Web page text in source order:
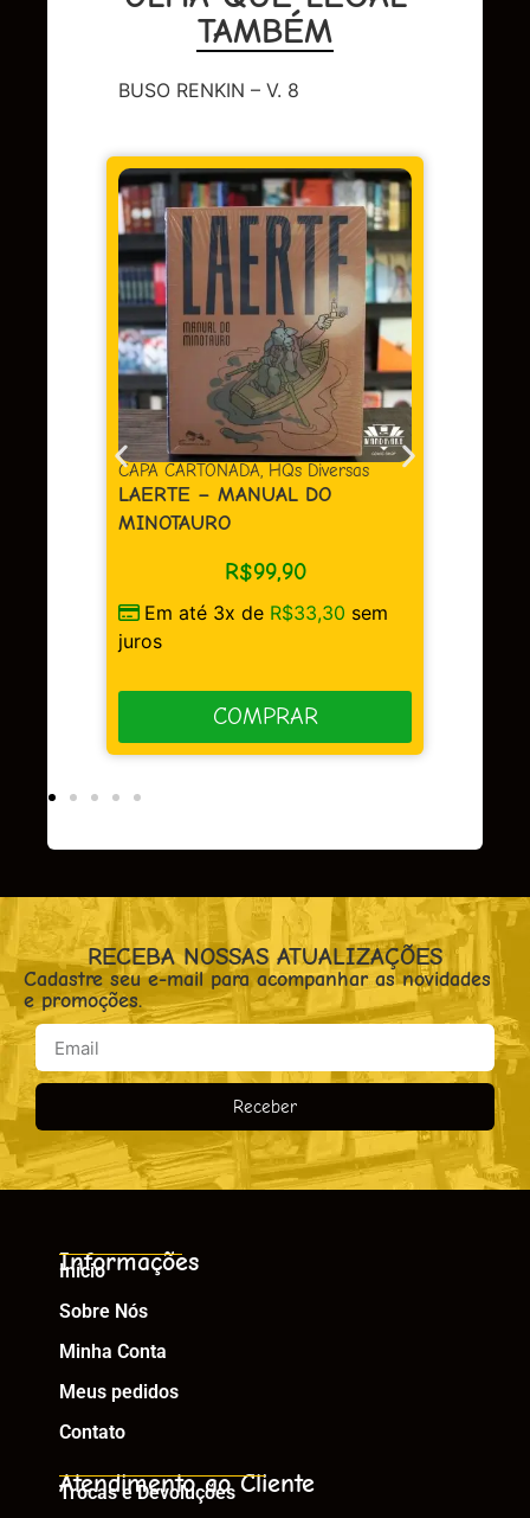
TAMBÉM
BUSO RENKIN – V. 8
HQs Diversas
– MANUAL DO
R$33,30sem
CAPA DURA,
BERLIM
juros
COMPRAR
RECEBA NOSSAS ATUALIZAÇÕES
Cadastre seu e-mail para acompanhar as novidades
e promoções.
Receber
Informações
Início
Sobre Nós
Minha Conta
Meus pedidos
Contato
Atendimento ao Cliente
Trocas e Devoluções